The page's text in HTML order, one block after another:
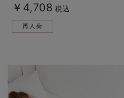
￥4,708 税込